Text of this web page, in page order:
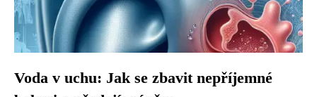
Voda v uchu: Jak se zbavit nepříjemné